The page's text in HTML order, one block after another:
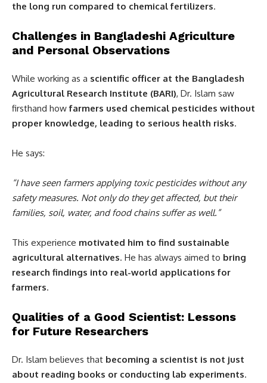
the long run compared to chemical fertilizers.
Challenges in Bangladeshi Agriculture
and Personal Observations
While working as a scientific officer at the Bangladesh
Agricultural Research Institute (BARI), Dr. Islam saw
firsthand howfarmers used chemical pesticides without
proper knowledge, leading to serious health risks.
He says:
“I have seen farmers applying toxic pesticides without any
safety measures. Not only do they get affected, but their
families, soil, water, and food chains suffer as well.”
This experience motivated him to find sustainable
agricultural alternatives. He has always aimed to bring
research findings into real-world applications for
farmers.
Qualities of a Good Scientist: Lessons
for Future Researchers
Dr. Islam believes that becoming a scientist is not just
about reading books or conducting lab experiments.